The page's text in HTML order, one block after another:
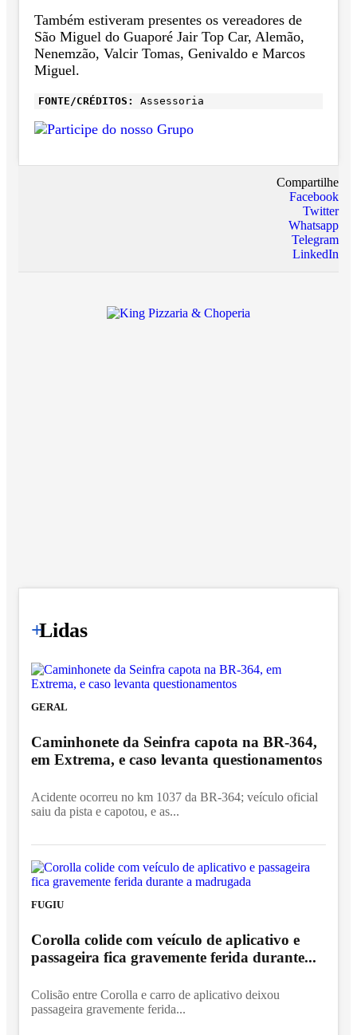
Também estiveram presentes os vereadores de
São Miguel do Guaporé Jair Top Car, Alemão,
Nenemzão, Valcir Tomas, Genivaldo e Marcos
Miguel.
FONTE/CRÉDITOS: Assessoria
Compartilhe
Facebook
Twitter
Whatsapp
Telegram
LinkedIn
+
Lidas
GERAL
Caminhonete da Seinfra capota na BR-364,
em Extrema, e caso levanta questionamentos
Acidente ocorreu no km 1037 da BR-364; veículo oficial
saiu da pista e capotou, e as...
FUGIU
Corolla colide com veículo de aplicativo e
passageira fica gravemente ferida durante...
Colisão entre Corolla e carro de aplicativo deixou
passageira gravemente ferida...